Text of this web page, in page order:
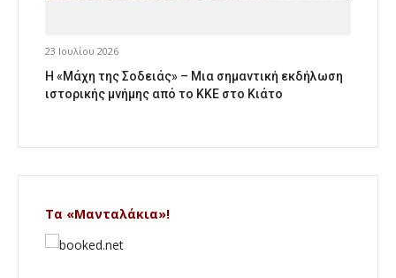
23 Ιουλίου 2026
Η «Μάχη της Σοδειάς» – Μια σημαντική εκδήλωση
ιστορικής μνήμης από το ΚΚΕ στο Κιάτο
Τα «Μανταλάκια»!